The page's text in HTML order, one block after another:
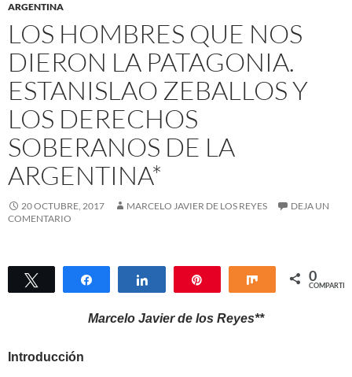
ARGENTINA
LOS HOMBRES QUE NOS
DIERON LA PATAGONIA.
ESTANISLAO ZEBALLOS Y
LOS DERECHOS
SOBERANOS DE LA
ARGENTINA*
20 OCTUBRE, 2017 MARCELO JAVIER DE LOS REYES
DEJA UN
COMENTARIO
Twittear Compartir Compartir Compartir
0
COMPARTIR
Marcelo Javier de los Reyes**
Introducción